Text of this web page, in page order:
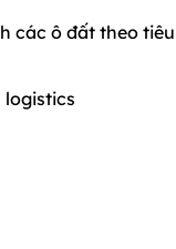
các ô đất theo
logistics